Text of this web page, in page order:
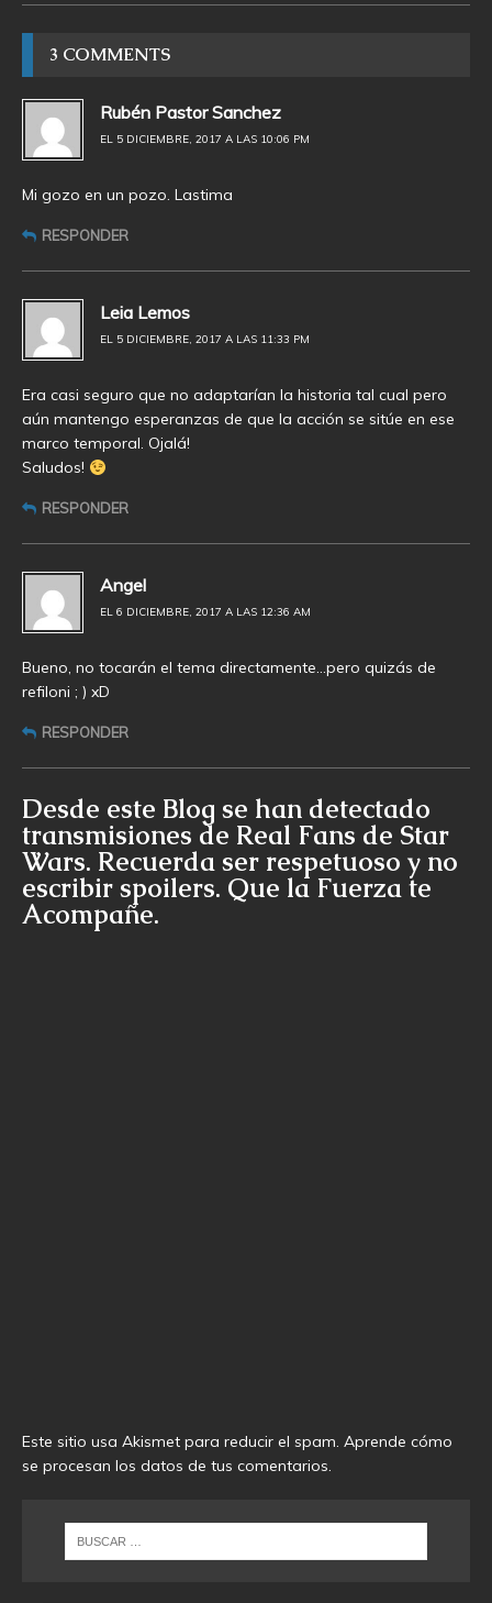
3 COMMENTS
Rubén Pastor Sanchez
EL 5 DICIEMBRE, 2017 A LAS 10:06 PM
Mi gozo en un pozo. Lastima
RESPONDER
Leia Lemos
EL 5 DICIEMBRE, 2017 A LAS 11:33 PM
Era casi seguro que no adaptarían la historia tal cual pero
aún mantengo esperanzas de que la acción se sitúe en ese
marco temporal. Ojalá!
Saludos!
RESPONDER
Angel
EL 6 DICIEMBRE, 2017 A LAS 12:36 AM
Bueno, no tocarán el tema directamente…pero quizás de
refiloni ; ) xD
RESPONDER
Desde este Blog se han detectado
transmisiones de Real Fans de Star
Wars. Recuerda ser respetuoso y no
escribir spoilers. Que la Fuerza te
Acompañe.
Este sitio usa Akismet para reducir el spam. Aprende cómo
se procesan los datos de tus comentarios.